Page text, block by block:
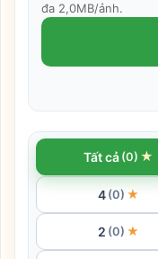
đa 2,0MB/ảnh.
Tất cả (0) ★
4 (0) ★
2 (0) ★